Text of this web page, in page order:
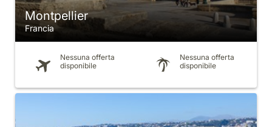
Montpellier
Francia
Nessuna offerta
disponibile
Nessuna offerta
disponibile